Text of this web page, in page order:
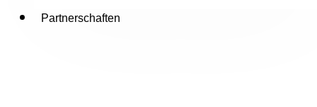
Partnerschaften